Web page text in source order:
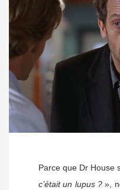
Parce que Dr House
c’était un lupus ?»,